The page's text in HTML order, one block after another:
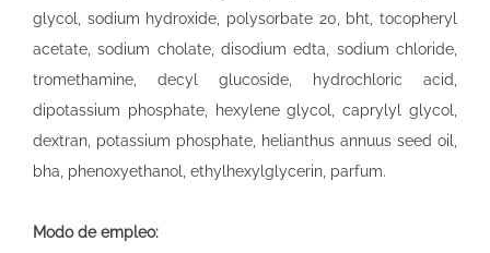
glycol, sodium hydroxide, polysorbate 20, bht, tocopheryl
acetate, sodium cholate, disodium edta, sodium chloride,
tromethamine, decyl glucoside, hydrochloric acid,
dipotassium phosphate, hexylene glycol, caprylyl glycol,
dextran, potassium phosphate, helianthus annuus seed oil,
bha, phenoxyethanol, ethylhexylglycerin, parfum.
Modo de empleo: